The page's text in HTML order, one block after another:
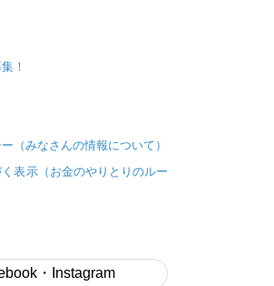
！
（みなさんの情報について）
表示（お金のやりとりのルー
・Instagram